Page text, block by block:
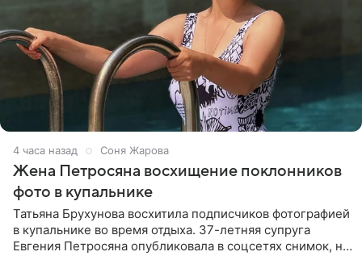
4 часа назад Соня Жарова
Жена Петросяна восхищение поклонников
фото в купальнике
Татьяна Брухунова восхитила подписчиков фотографией
в купальнике во время отдыха. 37-летняя супруга
Евгения Петросяна опубликовала в соцсетях снимок, на